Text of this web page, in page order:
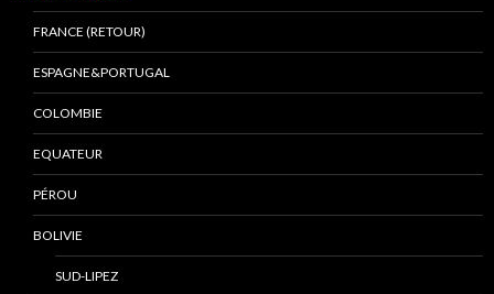
FRANCE (RETOUR)
ESPAGNE&PORTUGAL
COLOMBIE
EQUATEUR
PÉROU
BOLIVIE
SUD-LIPEZ